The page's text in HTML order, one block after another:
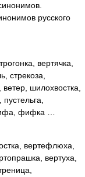
русского
вертячка,
стрекоза,
шилохвостка,
фифка …
вертефлюха,
вертуха,